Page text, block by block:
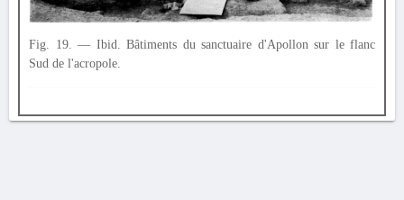
Fig. 19. — Ibid. Bâtiments du sanctuaire d'Apollon sur le flanc
Sud de l'acropole.